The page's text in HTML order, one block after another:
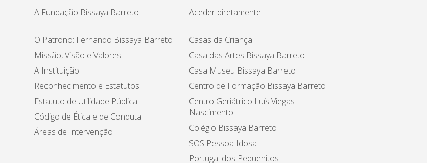
A Fundação Bissaya Barreto
O Patrono: Fernando Bissaya Barreto
Missão, Visão e Valores
A Instituição
Reconhecimento e Estatutos
Estatuto de Utilidade Pública
Código de Ética e de Conduta
Áreas de Intervenção
Aceder diretamente
Casas da Criança
Casa das Artes Bissaya Barreto
Casa Museu Bissaya Barreto
Centro de Formação Bissaya Barreto
Centro Geriátrico Luís Viegas
Nascimento
Colégio Bissaya Barreto
SOS Pessoa Idosa
Portugal dos Pequenitos